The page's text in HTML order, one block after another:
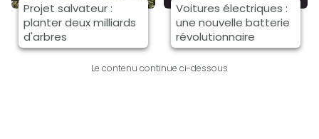
Projet salvateur :
planter deux milliards
d'arbres
Voitures électriques :
une nouvelle batterie
révolutionnaire
Le contenu continue ci-dessous